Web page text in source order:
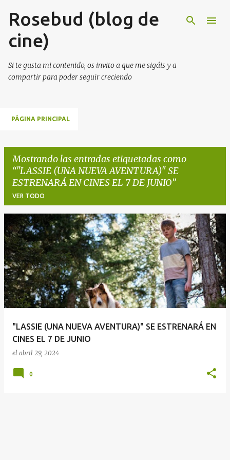
Ir al contenido principal
Rosebud (blog de
cine)
Si te gusta mi contenido, os invito a que me sigáis y a
compartir para poder seguir creciendo
PÁGINA PRINCIPAL
Mostrando las entradas etiquetadas como
"LASSIE (UNA NUEVA AVENTURA)" SE
ESTRENARÁ EN CINES EL 7 DE JUNIO
VER TODO
E
n
t
r
a
d
"LASSIE (UNA NUEVA AVENTURA)" SE ESTRENARÁ EN
CINES EL 7 DE JUNIO
el abril 29, 2024
0